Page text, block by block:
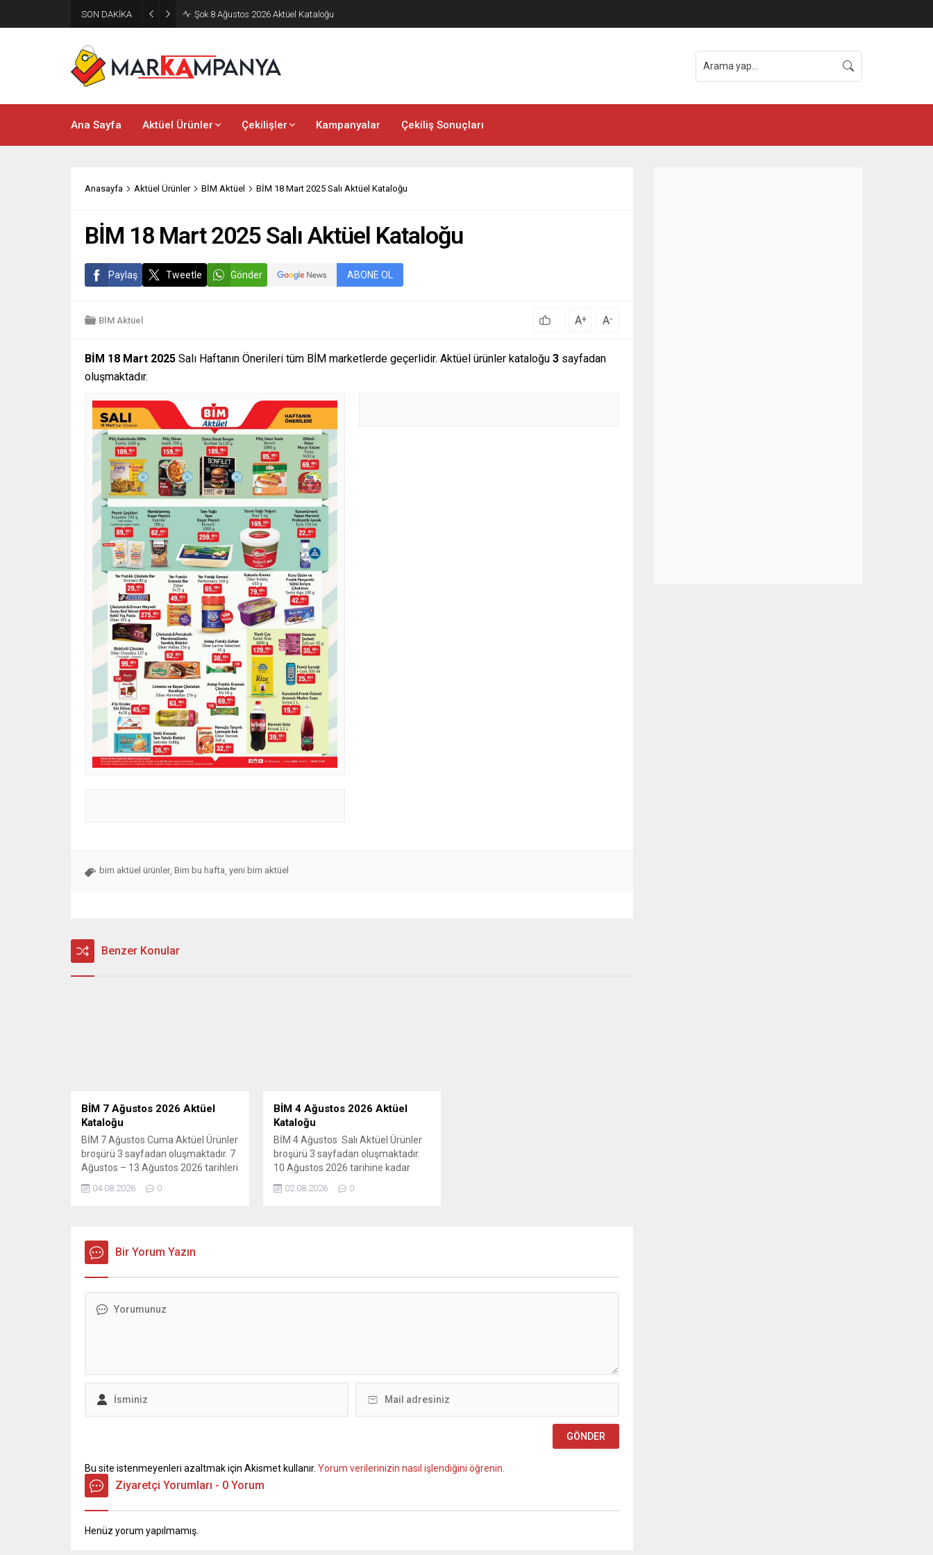
SON DAKİKA Şok 8 Ağustos 2026 Aktüel Kataloğu
Ana Sayfa Aktüel Ürünler Çekilişler Kampanyalar Çekiliş Sonuçları
Anasayfa Aktüel Ürünler BİM Aktüel BİM 18 Mart 2025 Salı Aktüel Kataloğu
BİM 18 Mart 2025 Salı Aktüel Kataloğu
Paylaş Tweetle Gönder ABONE OL
BİM Aktüel A+ A-
BİM 18 Mart 2025 Salı Haftanın Önerileri tüm BİM marketlerde geçerlidir. Aktüel ürünler kataloğu 3 sayfadan
oluşmaktadır.
bim aktüel ürünler, Bim bu hafta, yeni bim aktüel
Benzer Konular
BİM 7 Ağustos 2026 Aktüel
Kataloğu
BİM 7 Ağustos Cuma Aktüel Ürünler
broşürü 3 sayfadan oluşmaktadır. 7
Ağustos – 13 Ağustos 2026 tarihleri
marketlerinde geçerlidir. Bu haftaki
13 Ağustos aktüel ürünler
kataloğunda kışlık hazırlıklar için
Paşabahçe kavanoz çeşitleri, Cook
04.08.2026 0
BİM 4 Ağustos 2026 Aktüel
Kataloğu
BİM 4 Ağustos Salı Aktüel Ürünler
broşürü 3 sayfadan oluşmaktadır.
10 Ağustos 2026 tarihine kadar
marketlerinde geçerlidir. Bu haftaki
gıda, kahvaltılık, atıştırmalık,
02.08.2026 0
Bir Yorum Yazın
Bu site istenmeyenleri azaltmak için Akismet kullanır. Yorum verilerinizin nasıl işlendiğini öğrenin.
Ziyaretçi Yorumları - 0 Yorum
Henüz yorum yapılmamış.